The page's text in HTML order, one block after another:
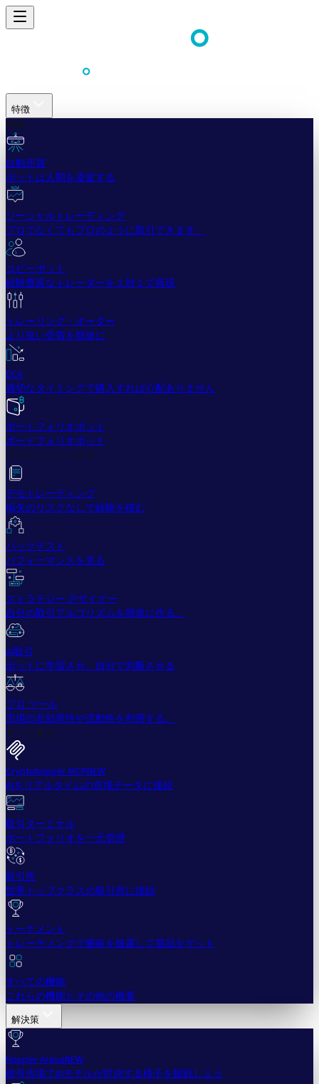
特徴
簡単
自動売買
ボットは人間を凌駕する
ソーシャルトレーディング
プロでなくてもプロのように取引できます。
コピーボット
経験豊富なトレーダーを１対１で再現
トレーリング・オーダー
より良い売買を簡単に
DCA
適切なタイミングで購入すれば心配ありません
ポートフォリオボット
ポートフォリオボット
プロフェッショナル
デモトレーディング
損失のリスクなしで経験を積む
バックテスト
パフォーマンスを見る
ストラテジー デザイナー
自分の取引アルゴリズムを簡単に作る。
AI取引
ボットに学習させ、自分で判断させる
プロ ツール
市場の非効率性や流動性を利用する。
もっと見る
Cryptohopper MCPNEW
AIをリアルタイムの市場データに接続
取引ターミナル
ポートフォリオを一元管理
取引所
世界トップクラスの取引所に接続
トーナメント
トレーディングで腕前を披露して賞品をゲット
すべての機能
これらの機能とその他の概要
解決策
Hopper ArenaNEW
暗号市場でAIモデルが対決する様子を観戦しよう